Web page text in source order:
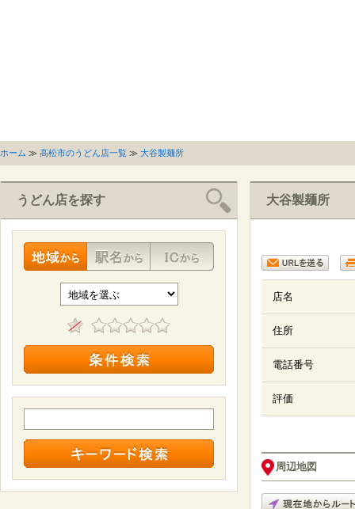
ホーム ≫ 高松市のうどん店一覧 ≫ 大谷製麺所
うどん店を探す 大谷製麺所
店名
住所
電話番号
評価
周辺地図